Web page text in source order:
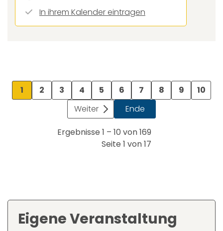
In ihrem Kalender eintragen
1 2 3 4 5 6 7 8 9
10
Weiter
Ende
Ergebnisse 1 – 10 von 169
Seite 1 von 17
Eigene Veranstaltung